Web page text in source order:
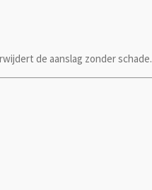
de aanslag zonder schade.